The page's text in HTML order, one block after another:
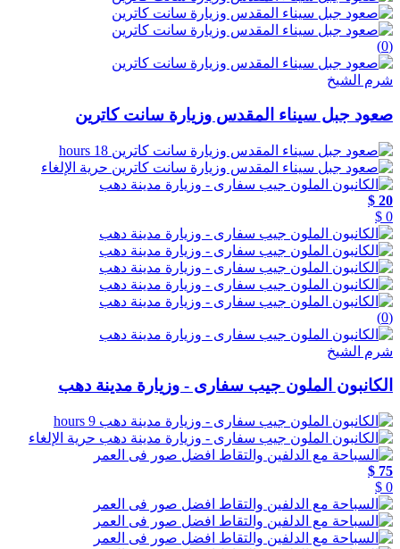
(0)
شرم الشيخ
صعود جبل سيناء المقدس وزيارة سانت كاترين
18 hours
حرية الإلغاء
20 $
0 $
(0)
شرم الشيخ
الكانبون الملون جيب سفارى - وزيارة مدينة دهب
9 hours
حرية الإلغاء
75 $
0 $